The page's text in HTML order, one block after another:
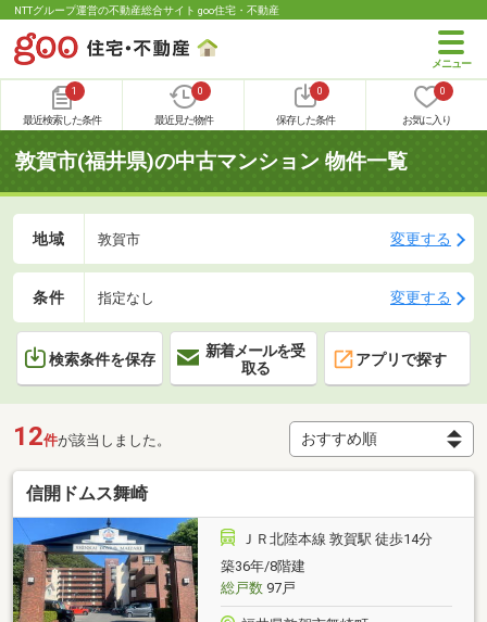
NTTグループ運営の不動産総合サイト goo住宅・不動産
1
最近検索した条件
0
最近見た物件
0
保存した条件
0
お気に入り
敦賀市(福井県)の中古マンション 物件一覧
地域 敦賀市 変更する
条件 指定なし 変更する
検索条件を保存
新着メールを受
取る
アプリで探す
12件が該当しました。
信開ドムス舞崎
ＪＲ北陸本線 敦賀駅 徒歩14分
築36年/8階建
総戸数97戸